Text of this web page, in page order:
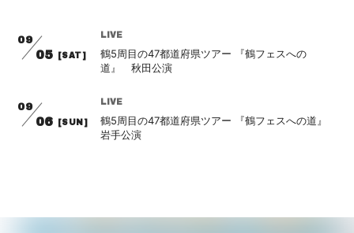
09
05 [SAT]
LIVE
鶴5周目の47都道府県ツアー 『鶴フェスへの
道』 秋田公演
09
06 [SUN]
LIVE
鶴5周目の47都道府県ツアー 『鶴フェスへの道』
岩手公演